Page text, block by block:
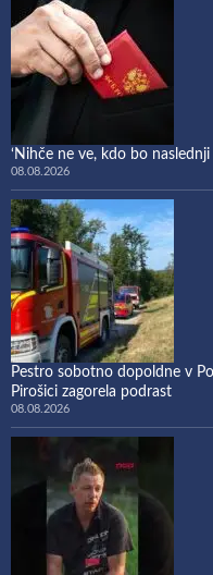
‘Nihče ne ve, kdo bo naslednji
08.08.2026
Pestro sobotno dopoldne v
Pirošici zagorela podrast
08.08.2026